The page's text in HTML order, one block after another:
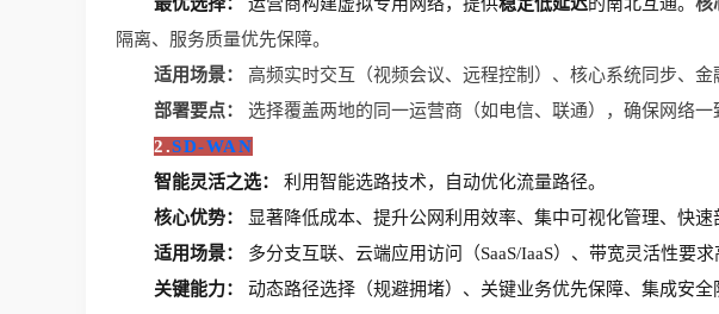
隔离、服务质量优先保障。
适用场景：
高频实时交互（视频会议、远程控制）、核心系统同步、金
部署要点：
选择覆盖两地的同一运营商（如电信、联通），确保网络一
2.SD-WAN
智能灵活之选：
利用智能选路技术，自动优化流量路径。
核心优势：
显著降低成本、提升公网利用效率、集中可视化管理、快速
适用场景：
多分支互联、云端应用访问（SaaS/IaaS）、带宽灵活性要求
关键能力：
动态路径选择（规避拥堵）、关键业务优先保障、集成安全